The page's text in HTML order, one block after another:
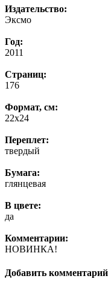
Издательство:
Эксмо
Год:
2011
Страниц:
176
Формат, см:
22х24
Переплет:
твердый
Бумага:
глянцевая
В цвете:
да
Комментарии:
НОВИНКА!
Добавить комментарий